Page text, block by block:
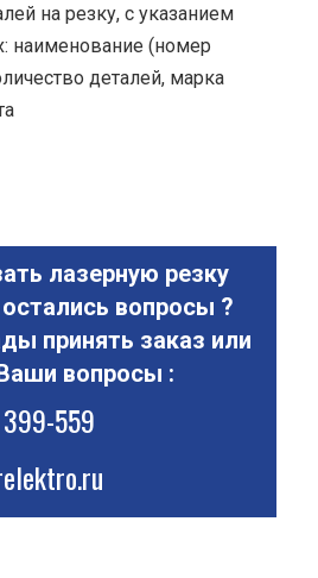
на резку, с указанием
наименование (номер
деталей, марка
лазерную резку
вопросы ?
принять заказ или
вопросы :
559